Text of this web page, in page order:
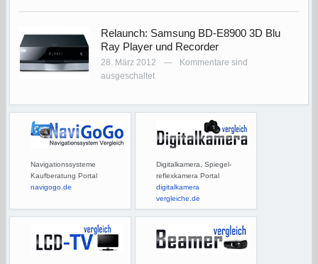
Relaunch: Samsung BD-E8900 3D Blu
Ray Player und Recorder
28. März 2012 —
Kommentare sind
ausgeschaltet
Navigationssysteme
Kaufberatung Portal
navigogo.de
Digitalkamera, Spiegel-
reflexkamera Portal
digitalkamera
vergleiche.de